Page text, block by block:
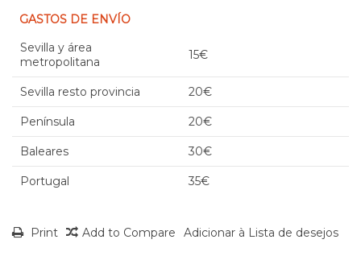
GASTOS DE ENVÍO
Sevilla y área
metropolitana
15€
Sevilla resto provincia 20€
Península 20€
Baleares 30€
Portugal 35€
Print Add to Compare Adicionar à Lista de desejos